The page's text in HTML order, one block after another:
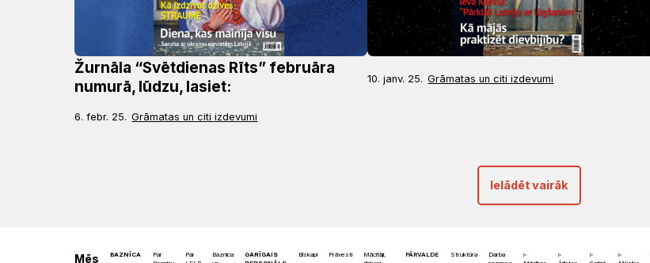
Žurnāla “Svētdienas Rīts” februāra
numurā, lūdzu, lasiet:
6. febr. 25. Grāmatas un citi izdevumi
10. janv. 25. Grāmatas un citi izdevumi
Ielādēt vairāk
Mēs BAZNĪCA
Par
Par
Baznīca
GARĪGAIS
Bīskapi Prāvesti
Mācītāji,
PĀRVALDE Struktūra
Darba